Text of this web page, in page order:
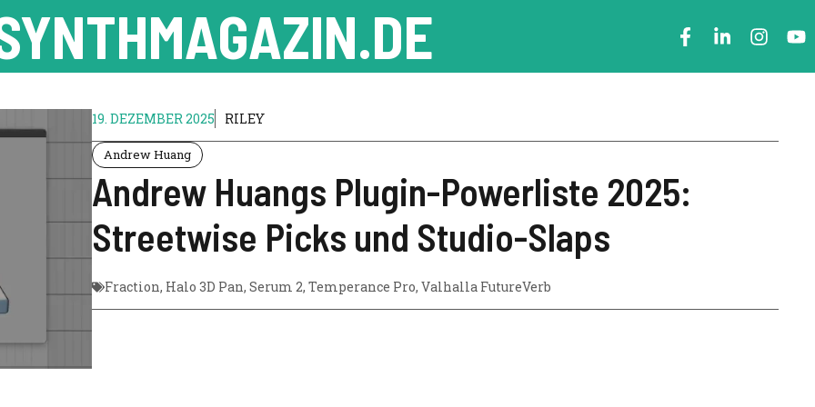
19. DEZEMBER 2025 RILEY
Andrew Huang
Andrew Huangs Plugin-Powerliste 2025:
Streetwise Picks und Studio-Slaps
Fraction, Halo 3D Pan, Serum 2, Temperance Pro, Valhalla FutureVerb